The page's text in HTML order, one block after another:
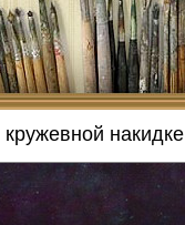
накидке